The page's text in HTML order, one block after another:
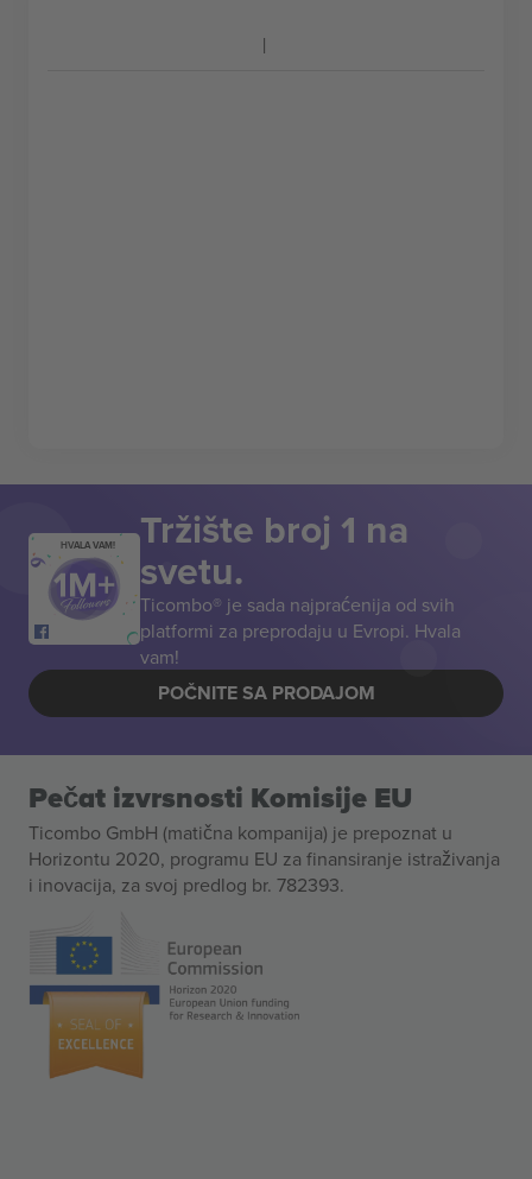
HVALA VAM! Tržište broj 1 na
svetu.
Ticombo® je sada najpraćenija od svih
platformi za preprodaju u Evropi. Hvala
vam!
POČNITE SA PRODAJOM
Pečat izvrsnosti Komisije EU
Ticombo GmbH (matična kompanija) je prepoznat u
Horizontu 2020, programu EU za finansiranje istraživanja
i inovacija, za svoj predlog br. 782393.